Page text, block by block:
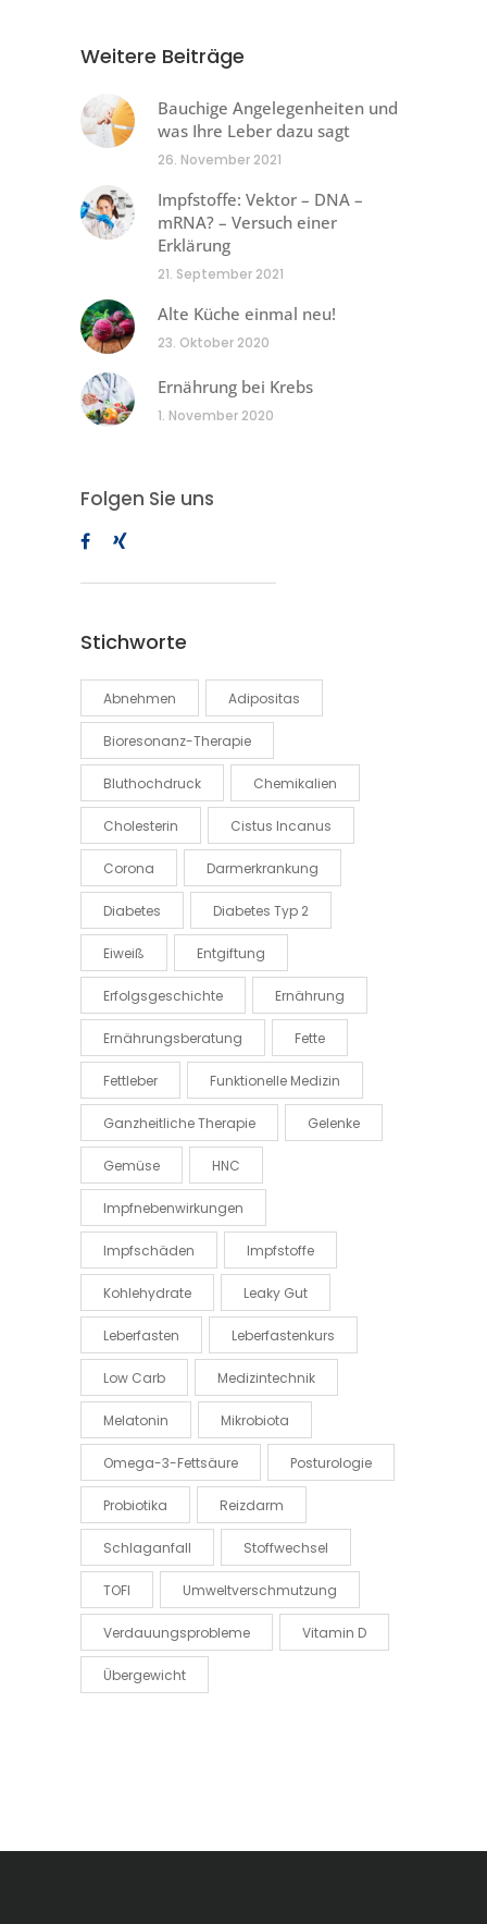
Weitere Beiträge
Bauchige Angelegenheiten und
was Ihre Leber dazu sagt
26. November 2021
Impfstoffe: Vektor – DNA –
mRNA? – Versuch einer
Erklärung
21. September 2021
Alte Küche einmal neu!
23. Oktober 2020
Ernährung bei Krebs
1. November 2020
Folgen Sie uns
Stichworte
Abnehmen Adipositas
Bioresonanz-Therapie
Bluthochdruck Chemikalien
Cholesterin Cistus Incanus
Corona Darmerkrankung
Diabetes Diabetes Typ 2
Eiweiß Entgiftung
Erfolgsgeschichte Ernährung
Ernährungsberatung Fette
Fettleber Funktionelle Medizin
Ganzheitliche Therapie Gelenke
Gemüse HNC
Impfnebenwirkungen
Impfschäden Impfstoffe
Kohlehydrate Leaky Gut
Leberfasten Leberfastenkurs
Low Carb Medizintechnik
Melatonin Mikrobiota
Omega-3-Fettsäure Posturologie
Probiotika Reizdarm
Schlaganfall Stoffwechsel
TOFI Umweltverschmutzung
Verdauungsprobleme Vitamin D
Übergewicht